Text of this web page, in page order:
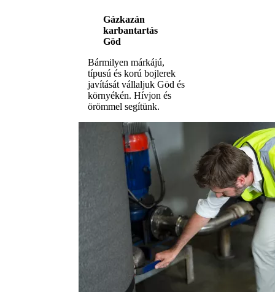
Gázkazán
karbantartás
Göd
Bármilyen márkájú,
típusú és korú bojlerek
javítását vállaljuk Göd és
környékén. Hívjon és
örömmel segítünk.